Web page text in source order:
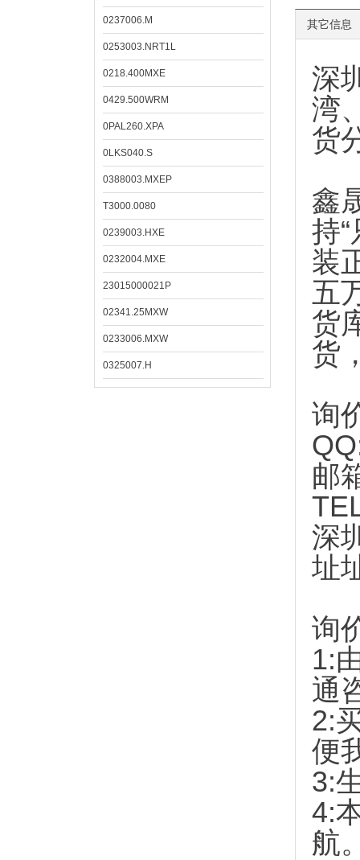
0237006.M
0253003.NRT1L
0218.400MXE
0429.500WRM
0PAL260.XPA
0LKS040.S
0388003.MXEP
T3000.0080
0239003.HXE
0232004.MXE
23015000021P
02341.25MXW
0233006.MXW
0325007.H
其它信息
深
湾
货
鑫
持
装
五
货
货
询
邮
深
址
询
1:
通
2:
便
3:
4:
航